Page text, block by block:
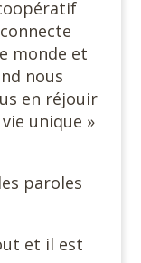
monde et
nous
en réjouir
unique »
paroles
et il est